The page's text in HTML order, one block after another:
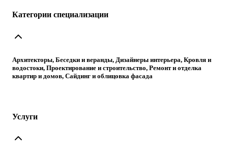
Категории специализации
Архитекторы, Беседки и веранды, Дизайнеры интерьера, Кровля и
водостоки, Проектирование и строительство, Ремонт и отделка
квартир и домов, Сайдинг и облицовка фасада
Услуги